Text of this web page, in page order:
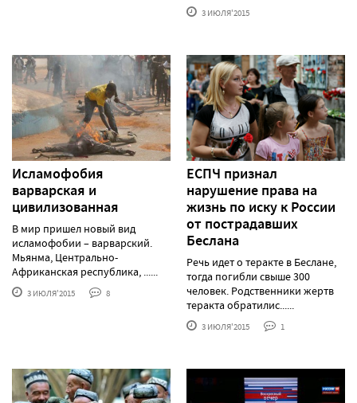
3 ИЮЛЯ'2015
Исламофобия
варварская и
цивилизованная
В мир пришел новый вид
исламофобии – варварский.
Мьянма, Центрально-
Африканская республика, ......
3 ИЮЛЯ'2015 8
ЕСПЧ признал
нарушение права на
жизнь по иску к России
от пострадавших
Беслана
Речь идет о теракте в Беслане,
тогда погибли свыше 300
человек. Родственники жертв
теракта обратилис......
3 ИЮЛЯ'2015 1